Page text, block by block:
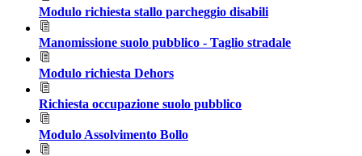
Modulo richiesta stallo parcheggio disabili
Manomissione suolo pubblico - Taglio stradale
Modulo richiesta Dehors
Richiesta occupazione suolo pubblico
Modulo Assolvimento Bollo